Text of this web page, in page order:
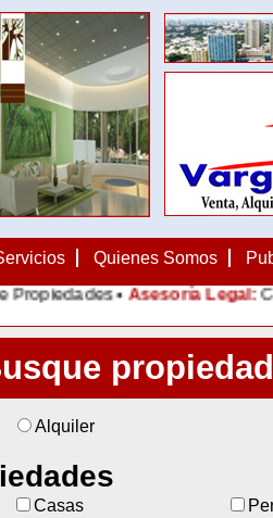
Quienes Somos
•Asesoría Legal:
Alquiler
Casas